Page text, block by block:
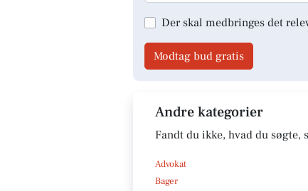
Der skal medbringes det
Modtag bud gratis
Andre kategorier
Fandt du ikke, hvad du søgte,
Advokat
Bager